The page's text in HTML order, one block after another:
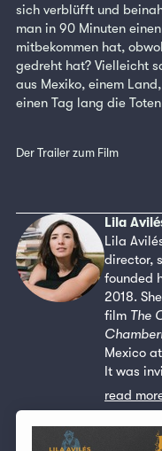
sich verblüfft und
man in 90 Minuten
mitbekommen hat,
gedreht hat? Vielleicht
aus Mexiko, einem
einen Tag lang die
Der Trailer zum Film
Lila
Lila
director,
founded
2018.
film The
Mexico
It was
read